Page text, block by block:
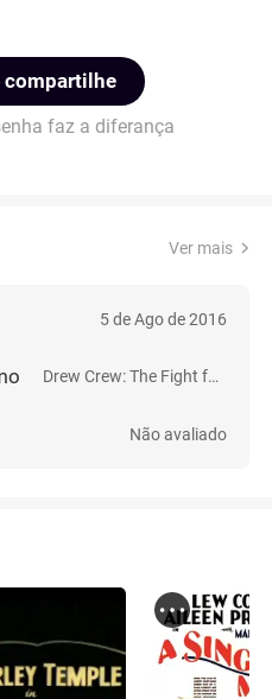
compartilhe
faz a diferança
Ver mais
5 de Ago de 2016
Drew Crew: The Fight for Sioux Falls
Não avaliado